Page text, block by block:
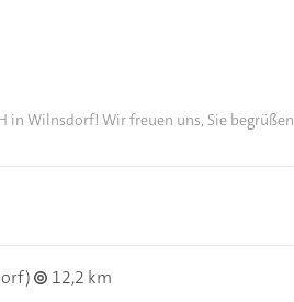
Wilnsdorf! Wir freuen uns, Sie begrüßen
12,2 km